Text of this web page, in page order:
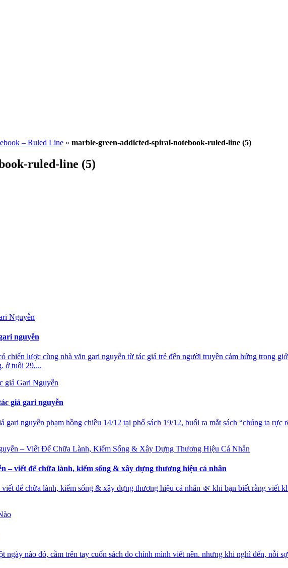
– Ruled Line » marble-green-addicted-spiral-notebook-ruled-line (5)
ruled-line (5)
nguyễn
chiến lược cùng nhà văn gari nguyễn từ tác giả trẻ đến người truyền cảm hứng trong
ở tuổi 29,...
giả gari nguyễn
gari nguyễn phạm hồng chiều 14/12 tại phố sách 19/12, buổi ra mắt sách “chúng ta
– viết để chữa lành, kiếm sống & xây dựng thương hiệu cá nhân
để chữa lành, kiếm sống & xây dựng thương hiệu cá nhân 🌿 khi bạn biết rằng viết
ngày nào đó, cầm trên tay cuốn sách do chính mình viết nên. nhưng khi nghĩ đến, nỗi